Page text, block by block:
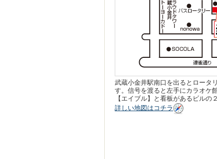
武蔵小金井駅南口を出るとロータ
す。信号を渡ると左手にカラオケ
【エイブル】と看板があるビルの
詳しい地図はコチラ